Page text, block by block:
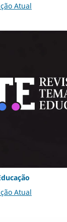
Atual
Atual